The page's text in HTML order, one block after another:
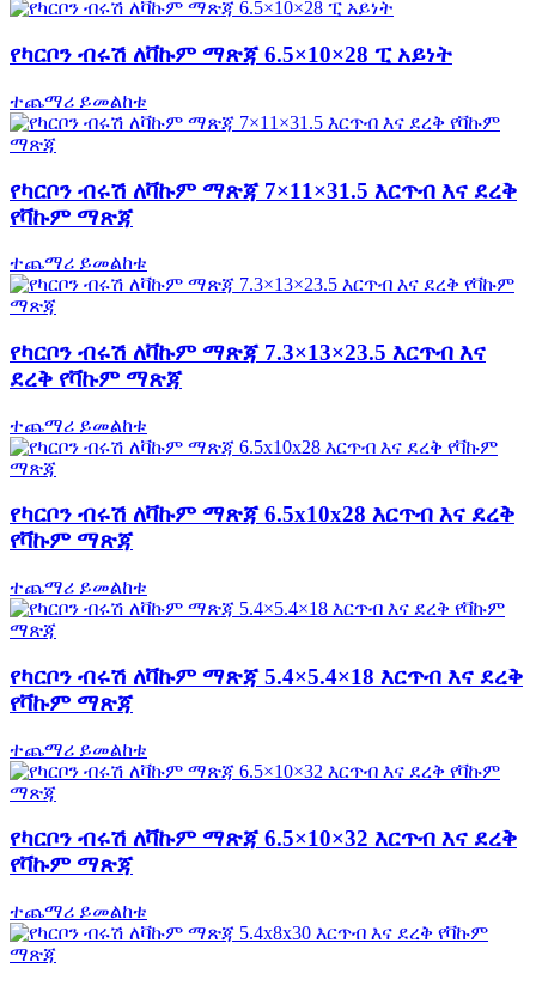
የካርቦን ብሩሽ ለቫኩም ማጽጃ 6.5×10×28 ፒ አይነት
ተጨማሪ ይመልከቱ
የካርቦን ብሩሽ ለቫኩም ማጽጃ 7×11×31.5 እርጥብ እና ደረቅ
የቫኩም ማጽጃ
ተጨማሪ ይመልከቱ
የካርቦን ብሩሽ ለቫኩም ማጽጃ 7.3×13×23.5 እርጥብ እና
ደረቅ የቫኩም ማጽጃ
ተጨማሪ ይመልከቱ
የካርቦን ብሩሽ ለቫኩም ማጽጃ 6.5x10x28 እርጥብ እና ደረቅ
የቫኩም ማጽጃ
ተጨማሪ ይመልከቱ
የካርቦን ብሩሽ ለቫኩም ማጽጃ 5.4×5.4×18 እርጥብ እና ደረቅ
የቫኩም ማጽጃ
ተጨማሪ ይመልከቱ
የካርቦን ብሩሽ ለቫኩም ማጽጃ 6.5×10×32 እርጥብ እና ደረቅ
የቫኩም ማጽጃ
ተጨማሪ ይመልከቱ